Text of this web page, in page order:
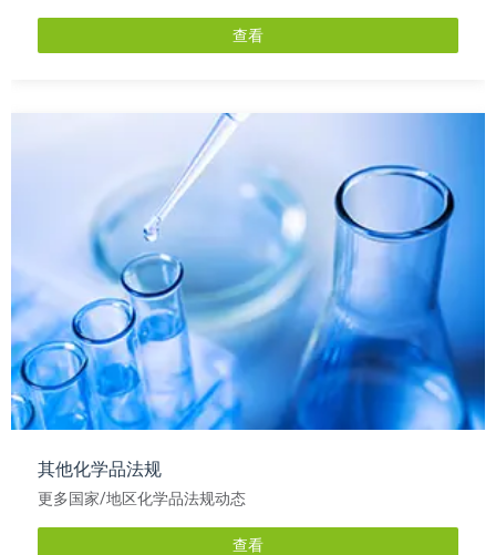
查看
其他化学品法规
更多国家/地区化学品法规动态
查看